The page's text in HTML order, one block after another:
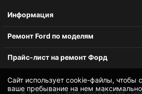
Сайт использует cookie-файлы, чтобы
ваше пребывание на нем максимально
Информация
Ремонт Ford по моделям
Прайс-лист на ремонт Форд